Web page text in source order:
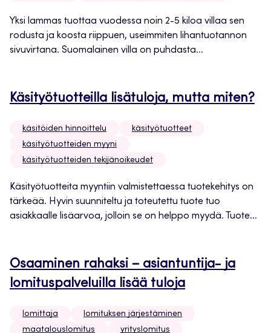
Yksi lammas tuottaa vuodessa noin 2-5 kiloa villaa sen
rodusta ja koosta riippuen, useimmiten lihantuotannon
sivuvirtana. Suomalainen villa on puhdasta...
Käsityötuotteilla lisätuloja, mutta miten?
käsitöiden hinnoittelu
käsityötuotteet
käsityötuotteiden myyni
käsityötuotteiden tekijänoikeudet
Käsityötuotteita myyntiin valmistettaessa tuotekehitys on
tärkeää. Hyvin suunniteltu ja toteutettu tuote tuo
asiakkaalle lisäarvoa, jolloin se on helppo myydä. Tuote...
Osaaminen rahaksi – asiantuntija- ja
lomituspalveluilla lisää tuloja
lomittaja
lomituksen järjestäminen
maatalouslomitus
yrityslomitus